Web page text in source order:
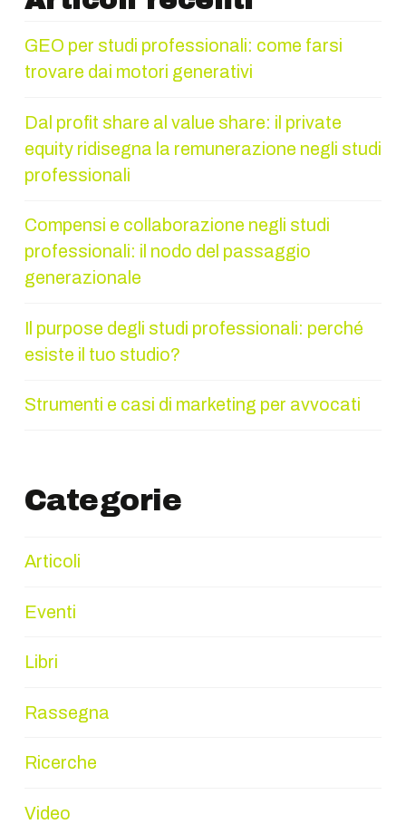
GEO per studi professionali: come farsi
trovare dai motori generativi
Dal profit share al value share: il private
equity ridisegna la remunerazione negli studi
professionali
Compensi e collaborazione negli studi
professionali: il nodo del passaggio
generazionale
Il purpose degli studi professionali: perché
esiste il tuo studio?
Strumenti e casi di marketing per avvocati
Categorie
Articoli
Eventi
Libri
Rassegna
Ricerche
Video